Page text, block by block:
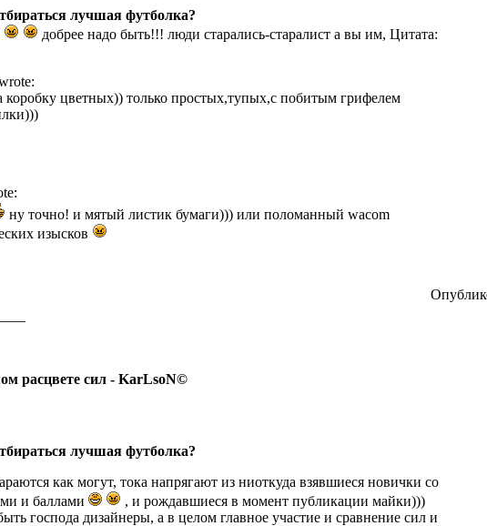
лучшая футболка?
добрее надо быть!!! люди старались-старалист а вы им, Цитата:
коробку цветных)) только простых,тупых,с побитым грифелем
ну точно! и мятый листик бумаги))) или поломанный wacom
изысков
расцвете сил - KarLsoN©
лучшая футболка?
как могут, тока напрягают из ниоткуда взявшиеся новички со
и баллами
, и рождавшиеся в момент публикации майки)))
господа дизайнеры, а в целом главное участие и сравнение сил и